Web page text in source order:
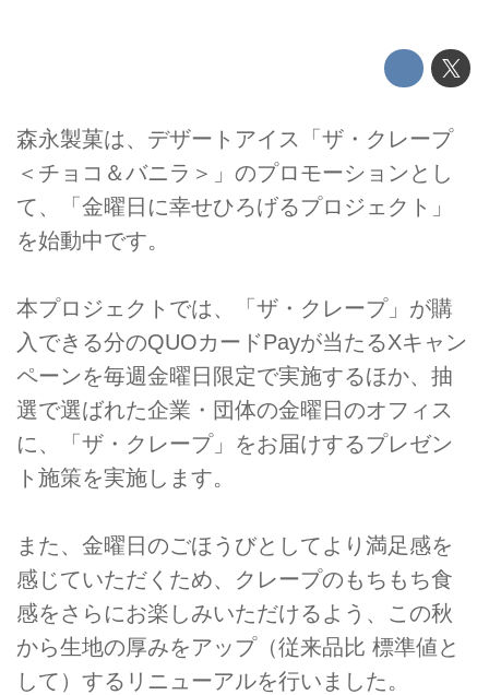
森永製菓は、デザートアイス「ザ・クレープ
＜チョコ＆バニラ＞」のプロモーションとし
て、「金曜日に幸せひろげるプロジェクト」
を始動中です。
本プロジェクトでは、「ザ・クレープ」が購
入できる分のQUOカードPayが当たるXキャン
ペーンを毎週金曜日限定で実施するほか、抽
選で選ばれた企業・団体の金曜日のオフィス
に、「ザ・クレープ」をお届けするプレゼン
ト施策を実施します。
また、金曜日のごほうびとしてより満足感を
感じていただくため、クレープのもちもち食
感をさらにお楽しみいただけるよう、この秋
から生地の厚みをアップ（従来品比 標準値と
して）するリニューアルを行いました。